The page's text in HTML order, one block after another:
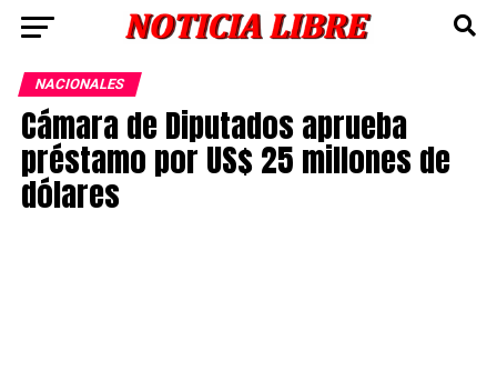
NACIONALES
Cámara de Diputados aprueba
préstamo por US$ 25 millones de
dólares